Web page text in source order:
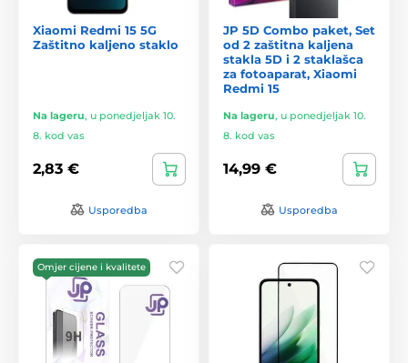
Xiaomi Redmi 15 5G
Zaštitno kaljeno staklo
Na lageru, u ponedjeljak 10.
8. kod vas
2,83 €
Usporedba
JP 5D Combo paket, Set
od 2 zaštitna kaljena
stakla 5D i 2 staklašca
za fotoaparat, Xiaomi
Redmi 15
Na lageru, u ponedjeljak 10.
8. kod vas
14,99 €
Usporedba
Omjer cijene i kvalitete